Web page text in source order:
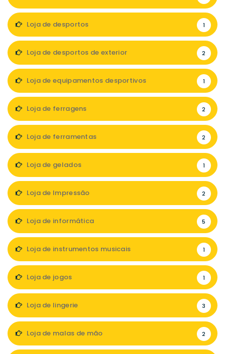
Loja de desportos 1
Loja de desportos de exterior 2
Loja de equipamentos desportivos 1
Loja de ferragens 2
Loja de ferramentas 2
Loja de gelados 1
Loja de Impressão 2
Loja de informática 5
Loja de instrumentos musicais 1
Loja de jogos 1
Loja de lingerie 3
Loja de malas de mão 2